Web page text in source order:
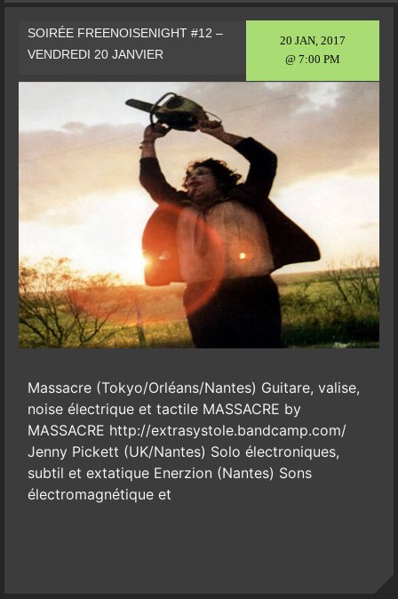
20 JAN, 2017
@ 7:00 PM
SOIRÉE FREENOISENIGHT #12 –
VENDREDI 20 JANVIER
Massacre (Tokyo/Orléans/Nantes) Guitare, valise,
noise électrique et tactile MASSACRE by
MASSACRE http://extrasystole.bandcamp.com/
Jenny Pickett (UK/Nantes) Solo électroniques,
subtil et extatique Enerzion (Nantes) Sons
électromagnétique et